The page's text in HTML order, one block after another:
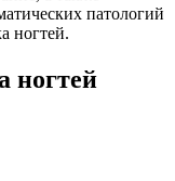
патологий
ногтей.
ногтей